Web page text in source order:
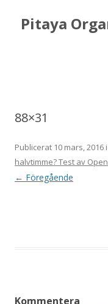
Pitaya
88×31
Publicerat 10 mars, 2016
halvtimme? Test av
← Föregående
Kommentera